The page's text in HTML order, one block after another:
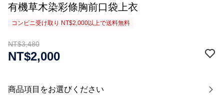
有機草木染彩條胸前口袋上衣
コンビニ受け取り NT$2,000以上で送料無料
NT$3,480
NT$2,000
商品項目をお選びください